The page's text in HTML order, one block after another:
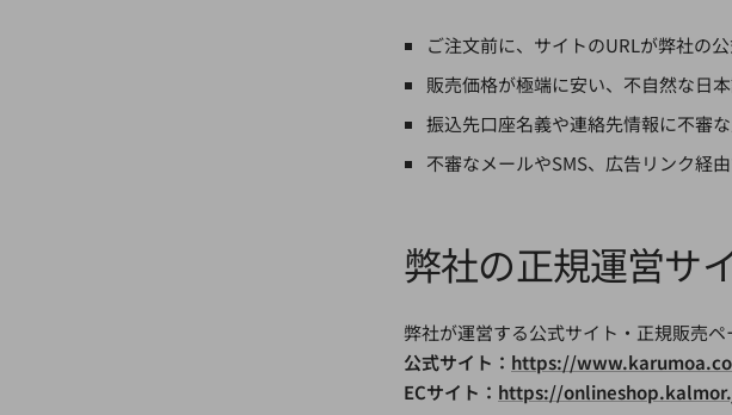
ご注文前に、サイトのURLが弊社の
販売価格が極端に安い、不自然な日
振込先口座名義や連絡先情報に不審
不審なメールやSMS、広告リンク経
弊社の正規運営サ
弊社が運営する公式サイト・正規販売ペ
公式サイト： https://
ECサイト： https://